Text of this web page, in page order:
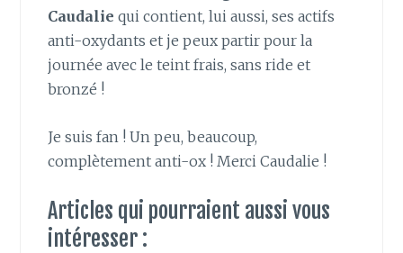
Caudalie qui contient, lui aussi, ses actifs
anti-oxydants et je peux partir pour la
journée avec le teint frais, sans ride et
bronzé !
Je suis fan ! Un peu, beaucoup,
complètement anti-ox ! Merci Caudalie !
Articles qui pourraient aussi vous
intéresser :